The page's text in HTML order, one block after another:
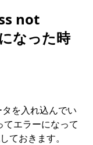
not
なった時
を入れ込んでい
エラーになって
ておきます。